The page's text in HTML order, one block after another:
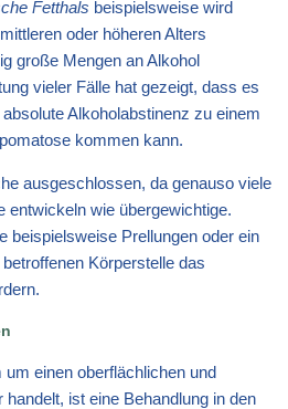
Fetthals beispielsweise wird
oder höheren Alters
große Mengen an Alkohol
vieler Fälle hat gezeigt, dass es
Alkoholabstinenz zu einem
kommen kann.
ausgeschlossen, da genauso viele
entwickeln wie übergewichtige.
beispielsweise Prellungen oder ein
Körperstelle das
einen oberflächlichen und
ist eine Behandlung in den